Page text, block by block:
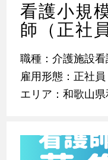
看護小規
師（正社員
職種：介護施設
雇用形態：正社員
エリア：和歌山